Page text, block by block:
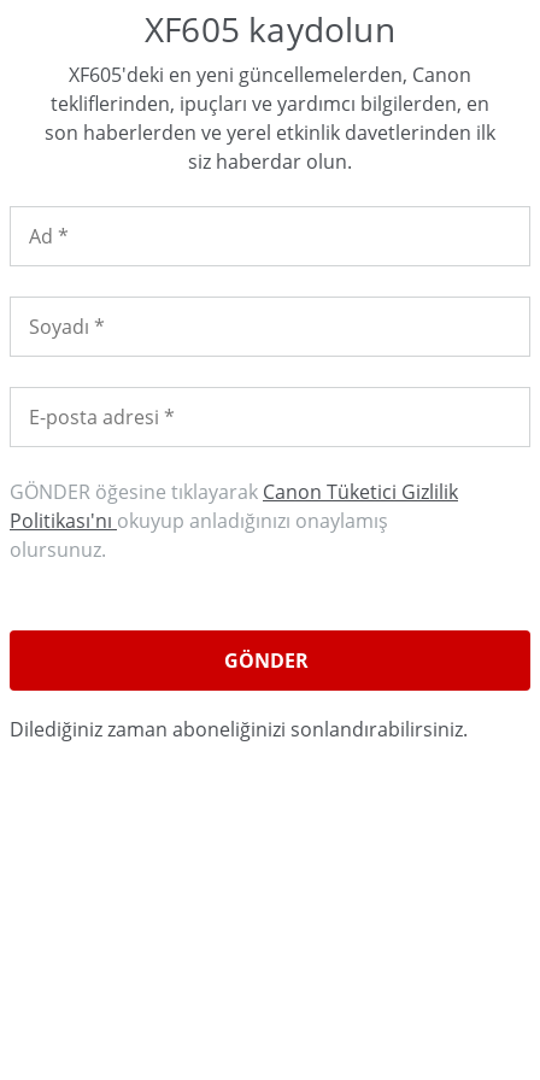
XF605 kaydolun
XF605'deki en yeni güncellemelerden, Canon
tekliflerinden, ipuçları ve yardımcı bilgilerden, en
son haberlerden ve yerel etkinlik davetlerinden ilk
siz haberdar olun.
GÖNDER öğesine tıklayarak Canon Tüketici Gizlilik
Politikası'nı okuyup anladığınızı onaylamış
olursunuz.
Dilediğiniz zaman aboneliğinizi sonlandırabilirsiniz.